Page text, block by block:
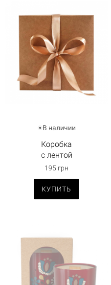
В наличии
Коробка
с лентой
195 грн
КУПИТЬ